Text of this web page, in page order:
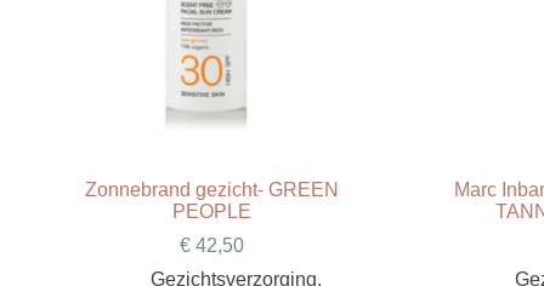
Zonnebrand gezicht- GREEN
PEOPLE
€ 42,50
Gezichtsverzorging,
Marc